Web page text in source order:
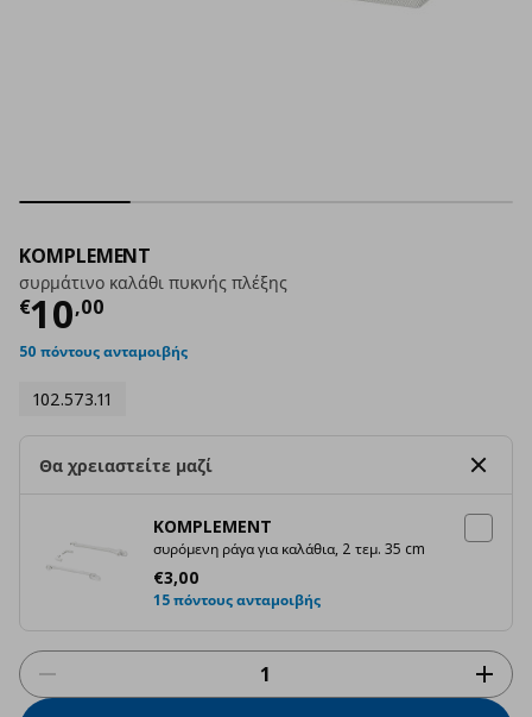
KOMPLEMENT
συρμάτινο καλάθι πυκνής πλέξης
€10,00
Τρέχουσα τιμή
50 πόντους ανταμοιβής
102.573.11
Θα χρειαστείτε μαζί
KOMPLEMENT
συρόμενη ράγα για καλάθια, 2 τεμ. 35 cm
€3,00
Τρέχουσα τιμή
15 πόντους ανταμοιβής